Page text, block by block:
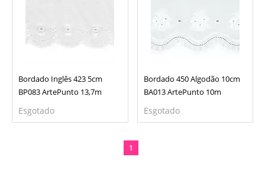
Bordado Inglês 423 5cm
BP083 ArtePunto 13,7m
Esgotado
Bordado 450 Algodão 10cm
BA013 ArtePunto 10m
Esgotado
1